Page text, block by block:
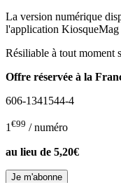
La version numérique
l'application KiosqueMag
Résiliable à tout moment
Offre réservée à la
606-1341544-4
1€99 / numéro
au lieu de 5,20€